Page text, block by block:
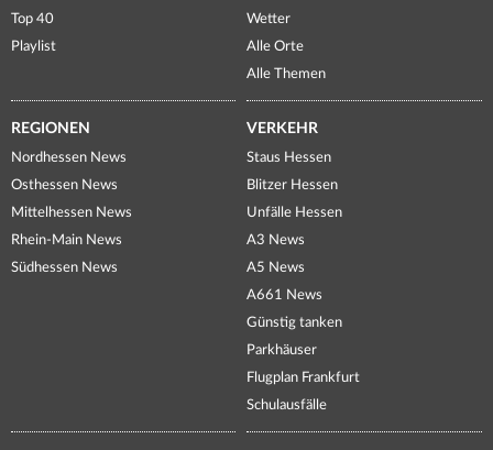
Top 40
Playlist
Wetter
Alle Orte
Alle Themen
REGIONEN
Nordhessen News
Osthessen News
Mittelhessen News
Rhein-Main News
Südhessen News
VERKEHR
Staus Hessen
Blitzer Hessen
Unfälle Hessen
A3 News
A5 News
A661 News
Günstig tanken
Parkhäuser
Flugplan Frankfurt
Schulausfälle